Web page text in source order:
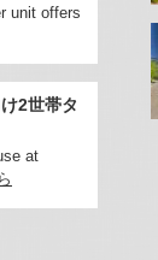
unit offers
2世帯タ
at